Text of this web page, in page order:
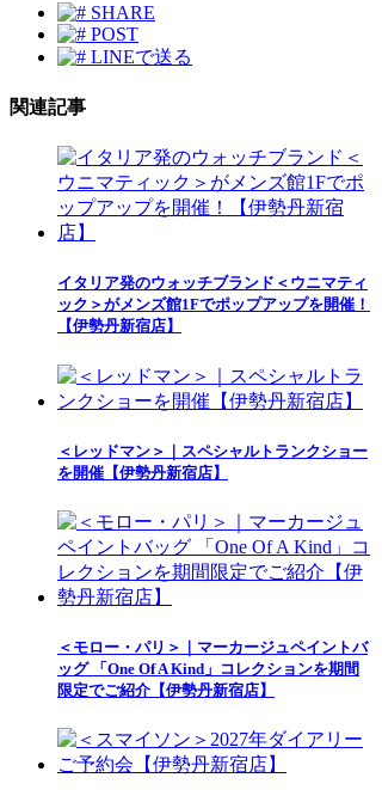
SHARE
POST
LINEで送る
関連記事
イタリア発のウォッチブランド＜ウニマティ
ック＞がメンズ館1Fでポップアップを開催！
【伊勢丹新宿店】
＜レッドマン＞｜スペシャルトランクショー
を開催【伊勢丹新宿店】
＜モロー・パリ＞｜マーカージュペイントバ
ッグ 「One Of A Kind」コレクションを期間
限定でご紹介【伊勢丹新宿店】